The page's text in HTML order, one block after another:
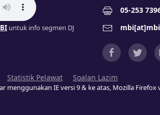
untuk info segmen DJ
05-253
Statistik Pelawat Soalan Lazim
IE versi 9 & ke atas, Mozilla